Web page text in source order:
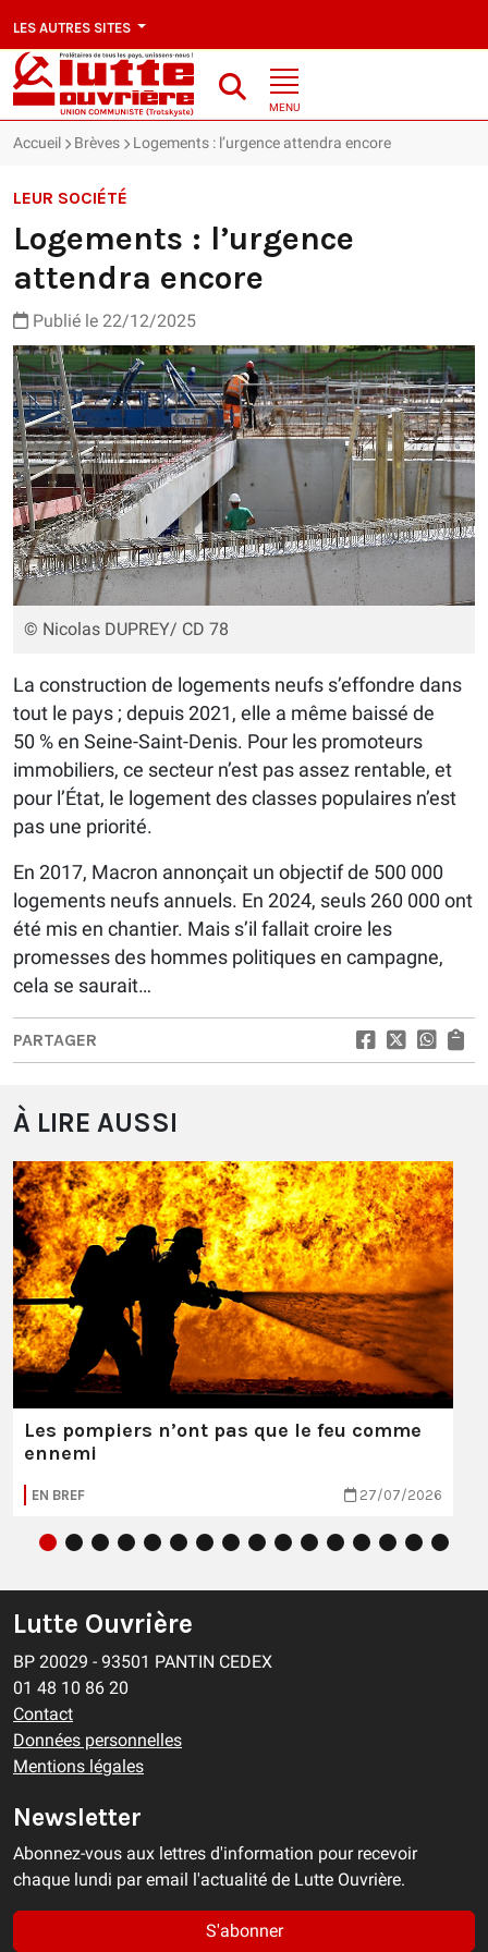
LES AUTRES SITES
MENU
Accueil Brèves Logements : l’urgence attendra encore
LEUR SOCIÉTÉ
Logements : l’urgence
attendra encore
Publié le 22/12/2025
© Nicolas DUPREY/ CD 78
La construction de logements neufs s’effondre dans
tout le pays ; depuis 2021, elle a même baissé de
50 % en Seine-Saint-Denis. Pour les promoteurs
immobiliers, ce secteur n’est pas assez rentable, et
pour l’État, le logement des classes populaires n’est
pas une priorité.
En 2017, Macron annonçait un objectif de 500 000
logements neufs annuels. En 2024, seuls 260 000 ont
été mis en chantier. Mais s’il fallait croire les
promesses des hommes politiques en campagne,
cela se saurait…
PARTAGER
À LIRE AUSSI
Les pompiers n’ont pas que le feu comme
ennemi
EN BREF 27/07/2026
Lutte Ouvrière
BP 20029 - 93501 PANTIN CEDEX
01 48 10 86 20
Contact
Données personnelles
Mentions légales
Newsletter
Abonnez-vous aux lettres d'information pour recevoir
chaque lundi par email l'actualité de Lutte Ouvrière.
S'abonner